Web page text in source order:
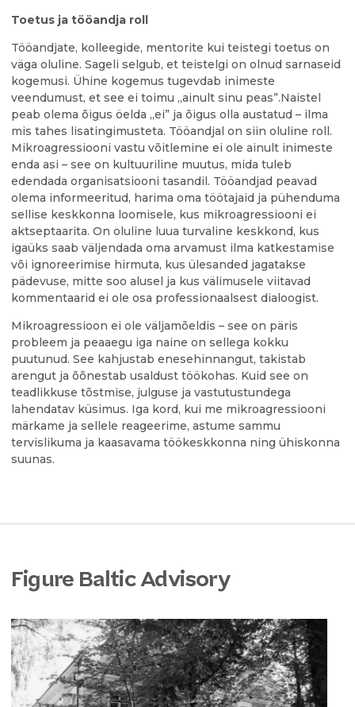
Toetus ja tööandja roll
Tööandjate, kolleegide, mentorite kui teistegi toetus on
väga oluline. Sageli selgub, et teistelgi on olnud sarnaseid
kogemusi. Ühine kogemus tugevdab inimeste
veendumust, et see ei toimu „ainult sinu peas”.Naistel
peab olema õigus öelda „ei” ja õigus olla austatud – ilma
mis tahes lisatingimusteta. Tööandjal on siin oluline roll.
Mikroagressiooni vastu võitlemine ei ole ainult inimeste
enda asi – see on kultuuriline muutus, mida tuleb
edendada organisatsiooni tasandil. Tööandjad peavad
olema informeeritud, harima oma töötajaid ja pühenduma
sellise keskkonna loomisele, kus mikroagressiooni ei
aktseptaarita. On oluline luua turvaline keskkond, kus
igaüks saab väljendada oma arvamust ilma katkestamise
või ignoreerimise hirmuta, kus ülesanded jagatakse
pädevuse, mitte soo alusel ja kus välimusele viitavad
kommentaarid ei ole osa professionaalsest dialoogist.
Mikroagressioon ei ole väljamõeldis – see on päris
probleem ja peaaegu iga naine on sellega kokku
puutunud. See kahjustab enesehinnangut, takistab
arengut ja õõnestab usaldust töökohas. Kuid see on
teadlikkuse tõstmise, julguse ja vastutustundega
lahendatav küsimus. Iga kord, kui me mikroagressiooni
märkame ja sellele reageerime, astume sammu
tervislikuma ja kaasavama töökeskkonna ning ühiskonna
suunas.
Figure Baltic Advisory